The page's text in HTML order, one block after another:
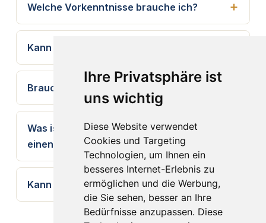
Ihre Privatsphäre ist
uns wichtig
Diese Website verwendet
Cookies und Targeting
Technologien, um Ihnen ein
besseres Internet-Erlebnis zu
ermöglichen und die Werbung,
die Sie sehen, besser an Ihre
Bedürfnisse anzupassen. Diese
Welche Vorkenntnisse brauche ich?
Kann ich auch nur einen Tag buchen?
Brauche ich Erfahrung mit R Markdown?
Was ist ein Dashboard – brauche ich dafür
einen Server?
Kann ich auch PDF oder Word erzeugen?